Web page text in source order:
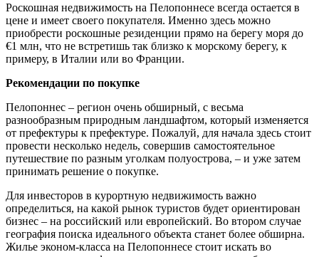
Роскошная недвижимость на Пелопоннесе всегда остается в
цене и имеет своего покупателя. Именно здесь можно
приобрести роскошные резиденции прямо на берегу моря до
€1 млн, что не встретишь так близко к морскому берегу, к
примеру, в Италии или во Франции.
Рекомендации по покупке
Пелопоннес – регион очень обширный, с весьма
разнообразным природным ландшафтом, который изменяется
от префектуры к префектуре. Пожалуй, для начала здесь стоит
провести несколько недель, совершив самостоятельное
путешествие по разным уголкам полуострова, – и уже затем
принимать решение о покупке.
Для инвесторов в курортную недвижимость важно
определиться, на какой рынок туристов будет ориентирован
бизнес – на российский или европейский. Во втором случае
география поиска идеального объекта станет более обширна.
Жилье эконом-класса на Пелопоннесе стоит искать во